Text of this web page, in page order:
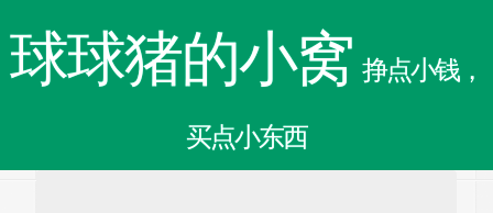
球球猪的小窝 挣点小钱，
买点小东西